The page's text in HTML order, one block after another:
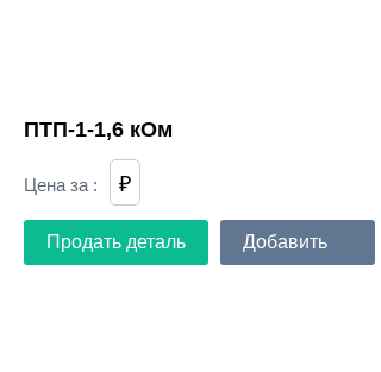
ПТП-1-1,6 кОм
Цена за : ₽
Продать деталь Добавить